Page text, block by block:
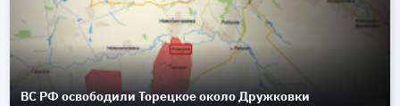
ВС РФ освободили Торецкое около Дружковки